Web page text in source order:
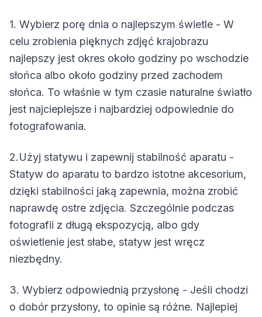
1. Wybierz porę dnia o najlepszym świetle - W
celu zrobienia pięknych zdjęć krajobrazu
najlepszy jest okres około godziny po wschodzie
słońca albo około godziny przed zachodem
słońca. To właśnie w tym czasie naturalne światło
jest najcieplejsze i najbardziej odpowiednie do
fotografowania.
2.Użyj statywu i zapewnij stabilność aparatu -
Statyw do aparatu to bardzo istotne akcesorium,
dzięki stabilności jaką zapewnia, można zrobić
naprawdę ostre zdjęcia. Szczególnie podczas
fotografii z długą ekspozycją, albo gdy
oświetlenie jest słabe, statyw jest wręcz
niezbędny.
3. Wybierz odpowiednią przysłonę - Jeśli chodzi
o dobór przysłony, to opinie są różne. Najlepiej